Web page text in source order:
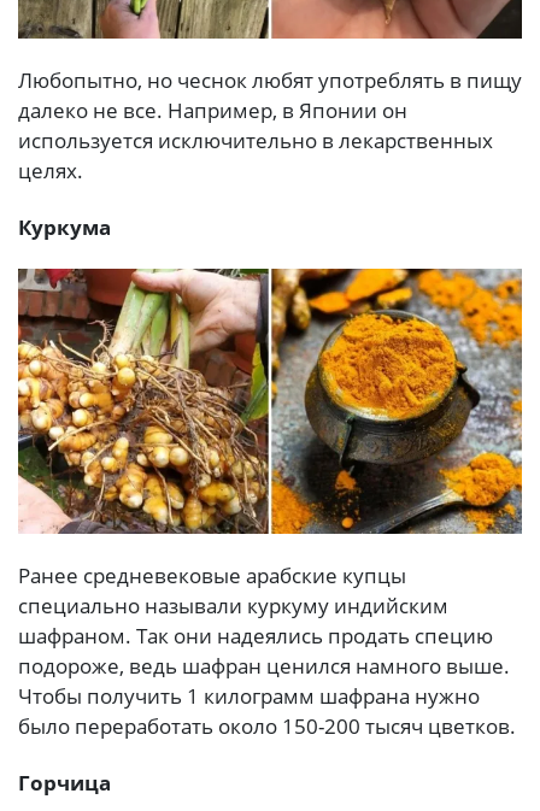
Любопытно, но чеснок любят употреблять в пищу
далеко не все. Например, в Японии он
используется исключительно в лекарственных
целях.
Куркума
Ранее средневековые арабские купцы
специально называли куркуму индийским
шафраном. Так они надеялись продать специю
подороже, ведь шафран ценился намного выше.
Чтобы получить 1 килограмм шафрана нужно
было переработать около 150-200 тысяч цветков.
Горчица